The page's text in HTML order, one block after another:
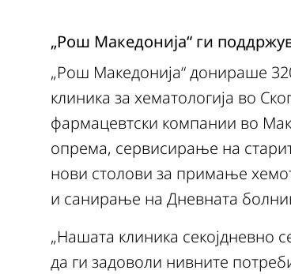
„Рош Македонија“ ги
„Рош Македонија“ донираше
клиника за хематологија во
фармацевтски компании во
опрема, сервисирање на
нови столови за примање
и санирање на Дневната
„Нашата клиника секојдневно
да ги задоволи нивните